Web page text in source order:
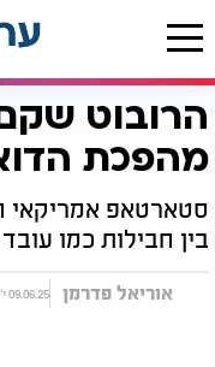
דף הבית רץ בוואטסאפ
הרובוט
מהפכת
סטארטאפ אמריקאי
בין חבילות כמו
אוריאל פדרמן 09.06.25 י"ג סיון התשפ"ה